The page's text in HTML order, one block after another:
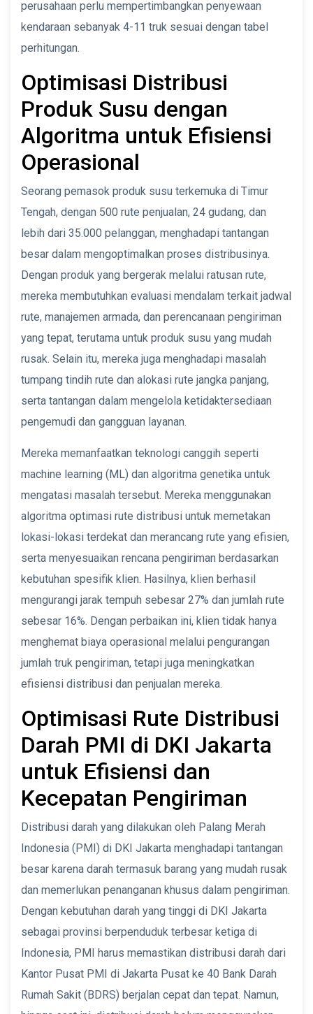
perusahaan perlu mempertimbangkan penyewaan
kendaraan sebanyak 4-11 truk sesuai dengan tabel
perhitungan.
Optimisasi Distribusi
Produk Susu dengan
Algoritma untuk Efisiensi
Operasional
Seorang pemasok produk susu terkemuka di Timur
Tengah, dengan 500 rute penjualan, 24 gudang, dan
lebih dari 35.000 pelanggan, menghadapi tantangan
besar dalam mengoptimalkan proses distribusinya.
Dengan produk yang bergerak melalui ratusan rute,
mereka membutuhkan evaluasi mendalam terkait jadwal
rute, manajemen armada, dan perencanaan pengiriman
yang tepat, terutama untuk produk susu yang mudah
rusak. Selain itu, mereka juga menghadapi masalah
tumpang tindih rute dan alokasi rute jangka panjang,
serta tantangan dalam mengelola ketidaktersediaan
pengemudi dan gangguan layanan.
Mereka memanfaatkan teknologi canggih seperti
machine learning (ML) dan algoritma genetika untuk
mengatasi masalah tersebut. Mereka menggunakan
algoritma optimasi rute distribusi untuk memetakan
lokasi-lokasi terdekat dan merancang rute yang efisien,
serta menyesuaikan rencana pengiriman berdasarkan
kebutuhan spesifik klien. Hasilnya, klien berhasil
mengurangi jarak tempuh sebesar 27% dan jumlah rute
sebesar 16%. Dengan perbaikan ini, klien tidak hanya
menghemat biaya operasional melalui pengurangan
jumlah truk pengiriman, tetapi juga meningkatkan
efisiensi distribusi dan penjualan mereka.
Optimisasi Rute Distribusi
Darah PMI di DKI Jakarta
untuk Efisiensi dan
Kecepatan Pengiriman
Distribusi darah yang dilakukan oleh Palang Merah
Indonesia (PMI) di DKI Jakarta menghadapi tantangan
besar karena darah termasuk barang yang mudah rusak
dan memerlukan penanganan khusus dalam pengiriman.
Dengan kebutuhan darah yang tinggi di DKI Jakarta
sebagai provinsi berpenduduk terbesar ketiga di
Indonesia, PMI harus memastikan distribusi darah dari
Kantor Pusat PMI di Jakarta Pusat ke 40 Bank Darah
Rumah Sakit (BDRS) berjalan cepat dan tepat. Namun,